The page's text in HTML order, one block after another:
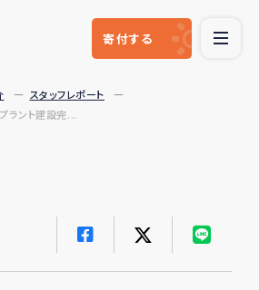
寄付する
スタッフレポート
ラント建設完...